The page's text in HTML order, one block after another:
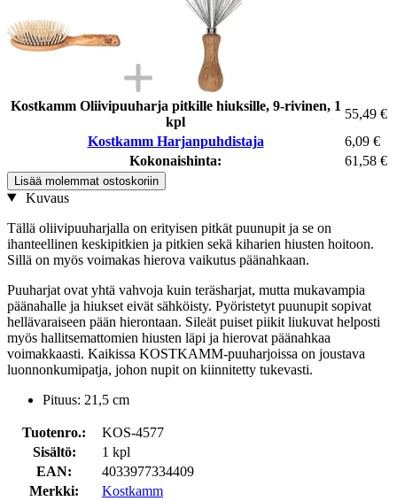
Kostkamm Oliivipuuharja pitkille hiuksille, 9-rivinen, 1
kpl
55,49 €
Kostkamm Harjanpuhdistaja
6,09 €
Kokonaishinta:
61,58 €
Lisää molemmat ostoskoriin
Kuvaus
Tällä oliivipuuharjalla on erityisen pitkät puunupit ja se on
ihanteellinen keskipitkien ja pitkien sekä kiharien hiusten hoitoon.
Sillä on myös voimakas hierova vaikutus päänahkaan.
Puuharjat ovat yhtä vahvoja kuin teräsharjat, mutta mukavampia
päänahalle ja hiukset eivät sähköisty. Pyöristetyt puunupit sopivat
hellävaraiseen pään hierontaan. Sileät puiset piikit liukuvat helposti
myös hallitsemattomien hiusten läpi ja hierovat päänahkaa
voimakkaasti. Kaikissa KOSTKAMM-puuharjoissa on joustava
luonnonkumipatja, johon nupit on kiinnitetty tukevasti.
Pituus: 21,5 cm
Tuotenro.:
KOS-4577
Sisältö:
1 kpl
EAN:
4033977334409
Merkki:
Kostkamm